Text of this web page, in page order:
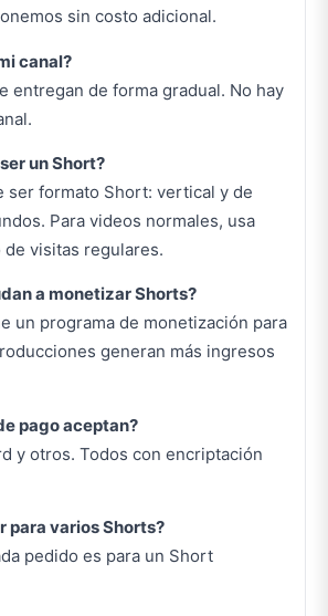
sin costo adicional.
canal?
entregan de forma gradual. No hay
un Short?
ser formato Short: vertical y de
Para videos normales, usa
visitas regulares.
a monetizar Shorts?
un programa de monetización para
generan más ingresos
pago aceptan?
y otros. Todos con encriptación
para varios Shorts?
pedido es para un Short